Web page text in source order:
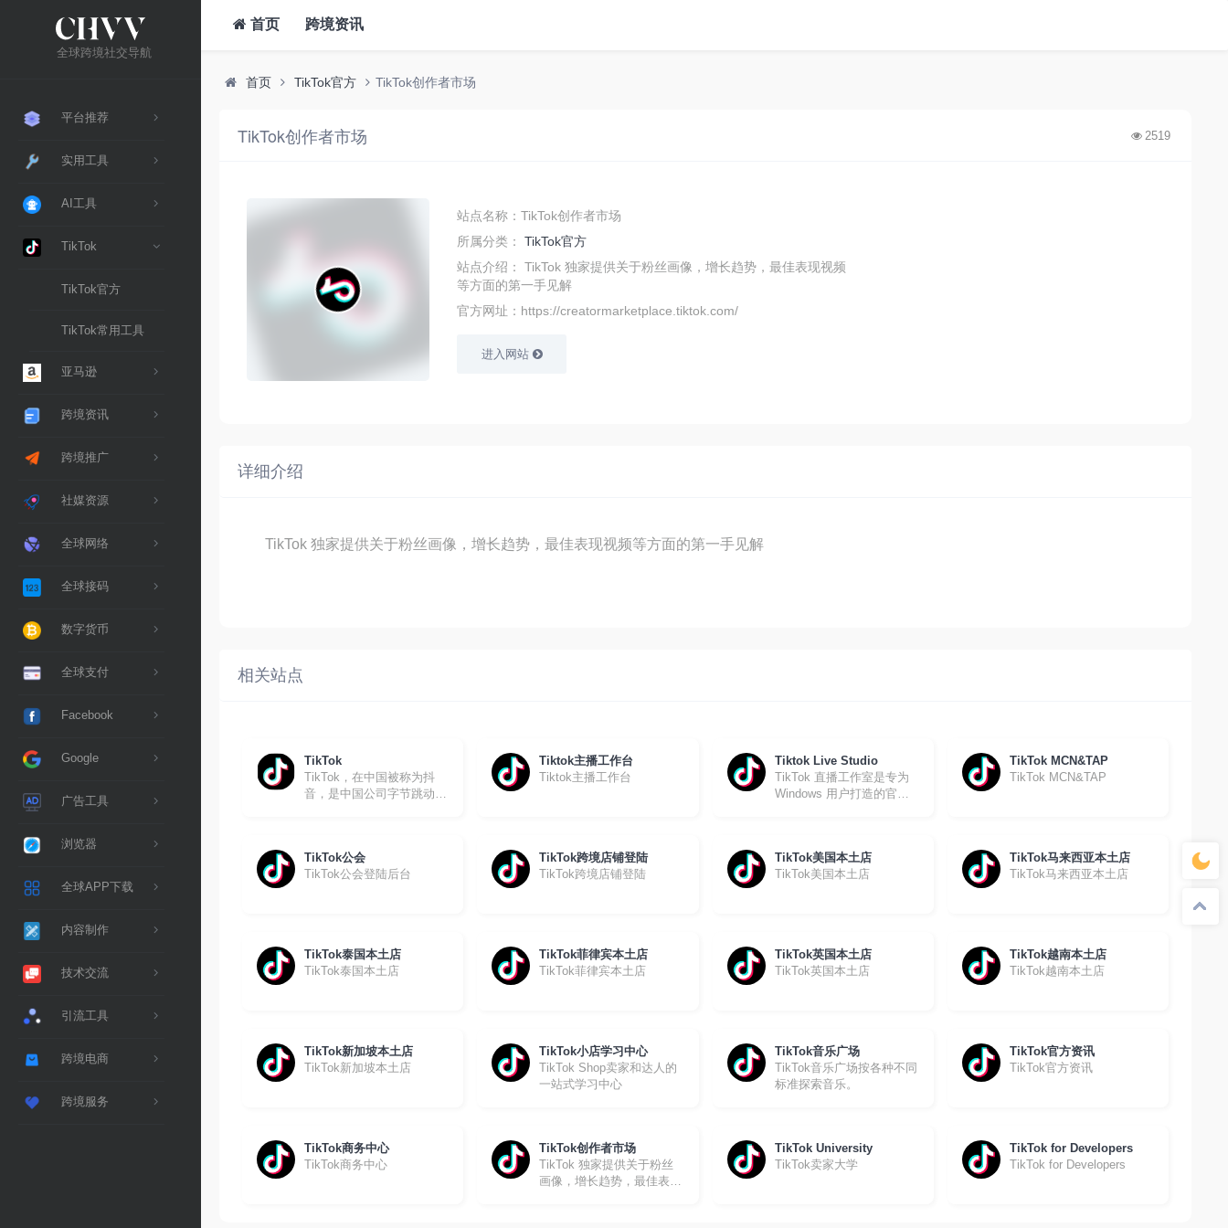
全球跨境社交导航
平台推荐
实用工具
AI工具
TikTok
TikTok官方
TikTok常用工具
亚马逊
跨境资讯
跨境推广
社媒资源
全球网络
全球接码
数字货币
全球支付
Facebook
Google
广告工具
浏览器
全球APP下载
内容制作
技术交流
引流工具
跨境电商
跨境服务
首页 跨境资讯
首页 TikTok官方 TikTok创作者市场
TikTok创作者市场 2519
站点名称：TikTok创作者市场
所属分类： TikTok官方
站点介绍： TikTok 独家提供关于粉丝画像，增长趋势，最佳表现视频
等方面的第一手见解
官方网址：https://creatormarketplace.tiktok.com/
进入网站
详细介绍
TikTok 独家提供关于粉丝画像，增长趋势，最佳表现视频等方面的第一手见解
相关站点
TikTok
TikTok，在中国被称为抖
音，是中国公司字节跳动旗
Tiktok主播工作台
Tiktok主播工作台
Tiktok Live Studio
TikTok 直播工作室是专为
Windows 用户打造的官方
TikTok MCN&TAP
TikTok MCN&TAP
TikTok公会
TikTok公会登陆后台
TikTok跨境店铺登陆
TikTok跨境店铺登陆
TikTok美国本土店
TikTok美国本土店
TikTok马来西亚本土店
TikTok马来西亚本土店
TikTok泰国本土店
TikTok泰国本土店
TikTok菲律宾本土店
TikTok菲律宾本土店
TikTok英国本土店
TikTok英国本土店
TikTok越南本土店
TikTok越南本土店
TikTok新加坡本土店
TikTok新加坡本土店
TikTok小店学习中心
TikTok Shop卖家和达人的
一站式学习中心
TikTok音乐广场
TikTok音乐广场按各种不同
标准探索音乐。
TikTok官方资讯
TikTok官方资讯
TikTok商务中心
TikTok商务中心
TikTok创作者市场
TikTok 独家提供关于粉丝
画像，增长趋势，最佳表现
TikTok University
TikTok卖家大学
TikTok for Developers
TikTok for Developers